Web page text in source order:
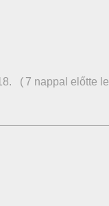
( 7 nappal előtte